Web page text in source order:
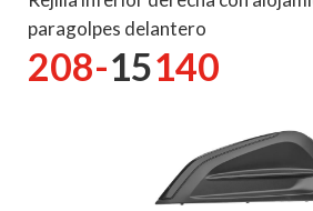
paragolpes delantero
208-15140